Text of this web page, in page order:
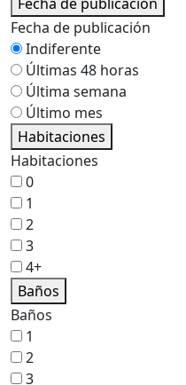
Fecha de publicación
Indiferente
Últimas 48 horas
Última semana
Último mes
Habitaciones
Habitaciones
0
1
2
3
4+
Baños
Baños
1
2
3